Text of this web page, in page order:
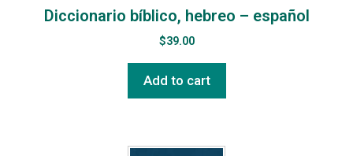
Diccionario bíblico, hebreo – español
$39.00
Add to cart